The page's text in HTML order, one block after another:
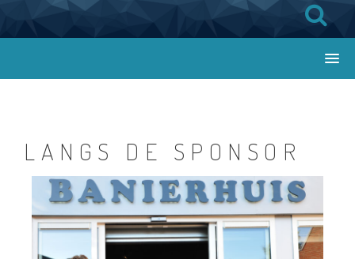
LANGS DE SPONSOR